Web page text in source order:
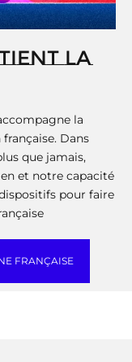
LA
la
Dans
que jamais,
et notre capacité
pour faire
FRANÇAISE